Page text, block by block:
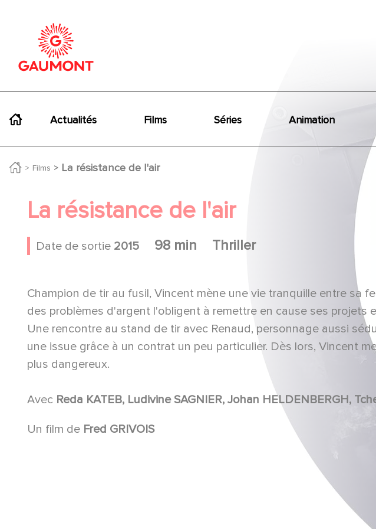
Actualités Films Séries Animation
Films La résistance de l'air
La résistance de l'air
Date de sortie 2015 98 min Thriller
Champion de tir au fusil, Vincent mène une vie tranquille entre sa
des problèmes d'argent l'obligent à remettre en cause ses projets
Une rencontre au stand de tir avec Renaud, personnage aussi
une issue grâce à un contrat un peu particulier. Dès lors, Vincent
plus dangereux.
Avec Reda KATEB,
Un film de Fred GRIVOIS